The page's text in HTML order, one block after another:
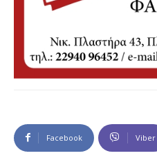
Facebook Viber